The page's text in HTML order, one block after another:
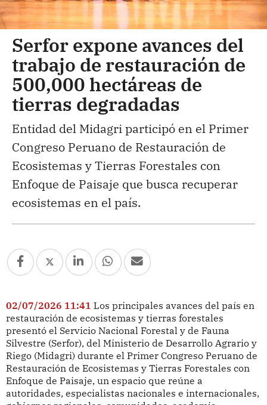
Serfor expone avances del
trabajo de restauración de
500,000 hectáreas de
tierras degradadas
Entidad del Midagri participó en el Primer
Congreso Peruano de Restauración de
Ecosistemas y Tierras Forestales con
Enfoque de Paisaje que busca recuperar
ecosistemas en el país.
02/07/2026 11:41 Los principales avances del país en
restauración de ecosistemas y tierras forestales
presentó el Servicio Nacional Forestal y de Fauna
Silvestre (Serfor), del Ministerio de Desarrollo Agrario y
Riego (Midagri) durante el Primer Congreso Peruano de
Restauración de Ecosistemas y Tierras Forestales con
Enfoque de Paisaje, un espacio que reúne a
autoridades, especialistas nacionales e internacionales,